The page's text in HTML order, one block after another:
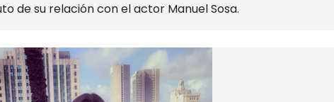
de su relación con el actor Manuel Sosa.